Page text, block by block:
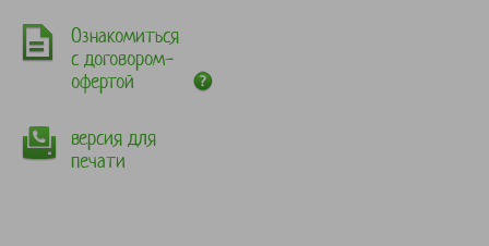
Ознакомиться
с договором-
офертой
версия для
печати